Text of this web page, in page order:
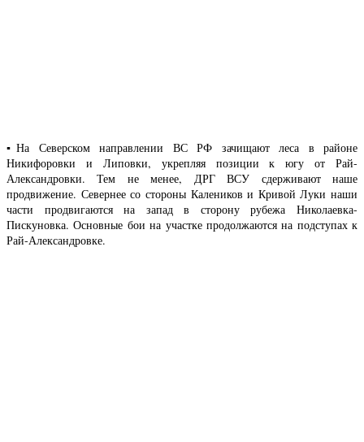
▪️На Северском направлении ВС РФ зачищают леса в районе
Никифоровки и Липовки, укрепляя позиции к югу от Рай-
Александровки. Тем не менее, ДРГ ВСУ сдерживают наше
продвижение. Севернее со стороны Калеников и Кривой Луки наши
части продвигаются на запад в сторону рубежа Николаевка-
Пискуновка. Основные бои на участке продолжаются на подступах к
Рай-Александровке.